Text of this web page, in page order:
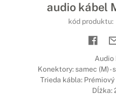
audio kábel
kód produktu:
Audio
Konektory: samec (M) -
Trieda kábla:
Dĺžka: